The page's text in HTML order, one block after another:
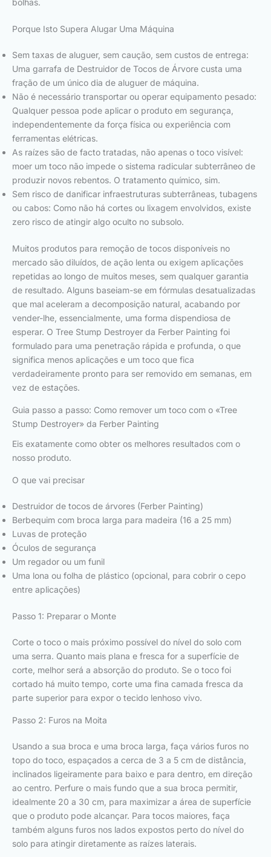
bolhas.
Porque Isto Supera Alugar Uma Máquina
Sem taxas de aluguer, sem caução, sem custos de entrega:
Uma garrafa de Destruidor de Tocos de Árvore custa uma
fração de um único dia de aluguer de máquina.
Não é necessário transportar ou operar equipamento pesado:
Qualquer pessoa pode aplicar o produto em segurança,
independentemente da força física ou experiência com
ferramentas elétricas.
As raízes são de facto tratadas, não apenas o toco visível:
moer um toco não impede o sistema radicular subterrâneo de
produzir novos rebentos. O tratamento químico, sim.
Sem risco de danificar infraestruturas subterrâneas, tubagens
ou cabos: Como não há cortes ou lixagem envolvidos, existe
zero risco de atingir algo oculto no subsolo.
Muitos produtos para remoção de tocos disponíveis no
mercado são diluídos, de ação lenta ou exigem aplicações
repetidas ao longo de muitos meses, sem qualquer garantia
de resultado. Alguns baseiam-se em fórmulas desatualizadas
que mal aceleram a decomposição natural, acabando por
vender-lhe, essencialmente, uma forma dispendiosa de
esperar. O Tree Stump Destroyer da Ferber Painting foi
formulado para uma penetração rápida e profunda, o que
significa menos aplicações e um toco que fica
verdadeiramente pronto para ser removido em semanas, em
vez de estações.
Guia passo a passo: Como remover um toco com o «Tree
Stump Destroyer» da Ferber Painting
Eis exatamente como obter os melhores resultados com o
nosso produto.
O que vai precisar
Destruidor de tocos de árvores (Ferber Painting)
Berbequim com broca larga para madeira (16 a 25 mm)
Luvas de proteção
Óculos de segurança
Um regador ou um funil
Uma lona ou folha de plástico (opcional, para cobrir o cepo
entre aplicações)
Passo 1: Preparar o Monte
Corte o toco o mais próximo possível do nível do solo com
uma serra. Quanto mais plana e fresca for a superfície de
corte, melhor será a absorção do produto. Se o toco foi
cortado há muito tempo, corte uma fina camada fresca da
parte superior para expor o tecido lenhoso vivo.
Passo 2: Furos na Moita
Usando a sua broca e uma broca larga, faça vários furos no
topo do toco, espaçados a cerca de 3 a 5 cm de distância,
inclinados ligeiramente para baixo e para dentro, em direção
ao centro. Perfure o mais fundo que a sua broca permitir,
idealmente 20 a 30 cm, para maximizar a área de superfície
que o produto pode alcançar. Para tocos maiores, faça
também alguns furos nos lados expostos perto do nível do
solo para atingir diretamente as raízes laterais.